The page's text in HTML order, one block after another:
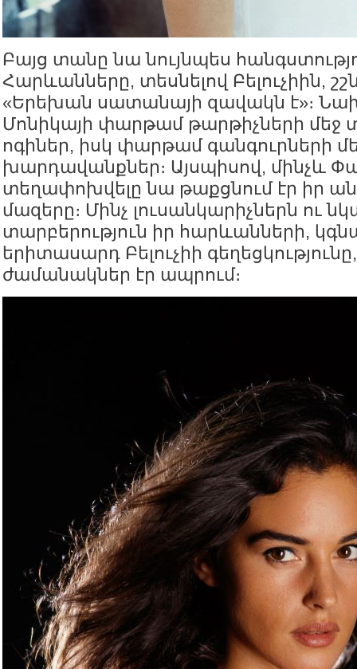
Բայց տանը նա նույնպես
Հարևանները, տեսնելով Բելուչիին,
«Երեխան սատանայի զավակն է»։
Մոնիկայի փարթամ թարթիչների մեջ
ոգիներ, իսկ փարթամ գանգուրների
խարդավանքներ։ Այսպիսով, մինչև
տեղափոխվելը նա թաքցնում էր իր
մազերը։ Մինչ լուսանկարիչներն ու
տարբերություն իր հարևանների,
երիտասարդ Բելուչիի
ժամանակներ էր ապրում։